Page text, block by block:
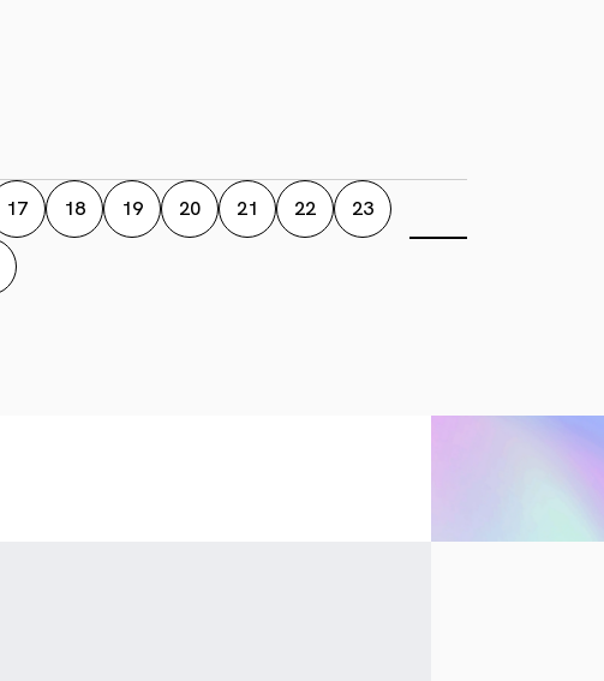
17 18 19 20 21 22 23